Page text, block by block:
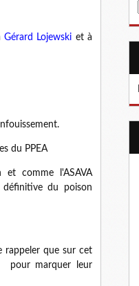
Gérard Lojewski et à
du PPEA
et comme l'ASAVA
du poison
rappeler que sur cet
pour marquer leur